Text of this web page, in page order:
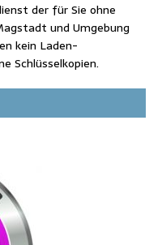
der für Sie ohne
und Umgebung
kein Laden-
Schlüsselkopien.